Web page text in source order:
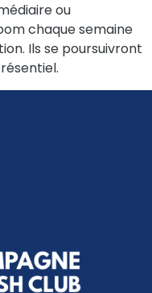
ou
chaque semaine
Ils se poursuivront